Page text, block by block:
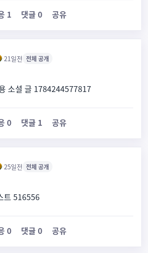
1 댓글 0 공유
·21일전 전체 공개
소셜 글 1784244577817
0 댓글 1 공유
·25일전 전체 공개
트 516556
0 댓글 0 공유